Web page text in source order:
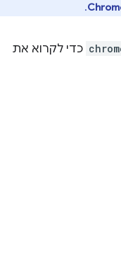
.
כדי לקרוא את